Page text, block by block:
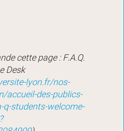
cette page : F.A.Q.
Desk
lyon.fr/nos-
accueil-des-publics-
students-welcome-